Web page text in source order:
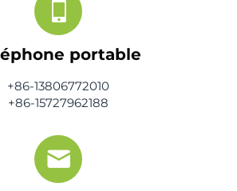
portable
+86-13806772010
+86-15727962188